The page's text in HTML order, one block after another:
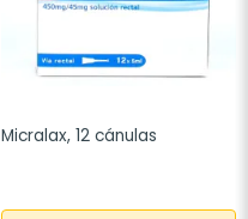
Micralax, 12 cánulas